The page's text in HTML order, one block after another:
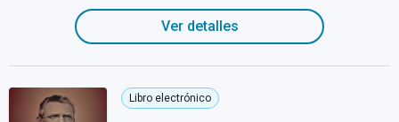
Ver detalles
Libro electrónico